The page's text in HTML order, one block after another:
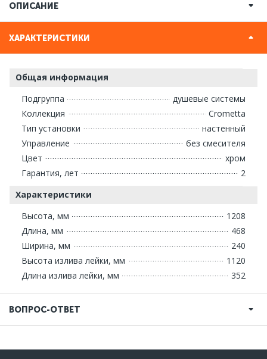
ОПИСАНИЕ
ХАРАКТЕРИСТИКИ
Общая информация
Подгруппа
душевые системы
Коллекция
Crometta
Тип установки
настенный
Управление
без смесителя
Цвет
хром
Гарантия, лет
2
Характеристики
Высота, мм
1208
Длина, мм
468
Ширина, мм
240
Высота излива лейки, мм
1120
Длина излива лейки, мм
352
ВОПРОС-ОТВЕТ